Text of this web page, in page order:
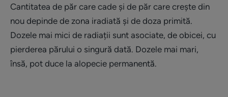
Cantitatea de păr care cade și de păr care crește din
nou depinde de zona iradiată și de doza primită.
Dozele mai mici de radiații sunt asociate, de obicei, cu
pierderea părului o singură dată. Dozele mai mari,
însă, pot duce la alopecie permanentă.